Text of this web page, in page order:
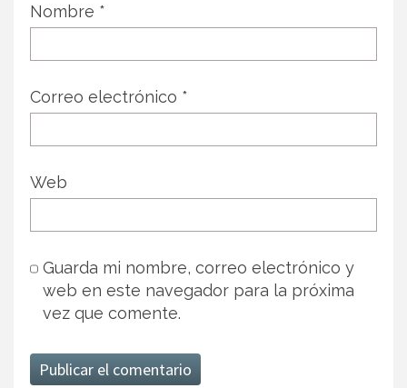
Nombre *
Correo electrónico *
Web
Guarda mi nombre, correo electrónico y
web en este navegador para la próxima
vez que comente.